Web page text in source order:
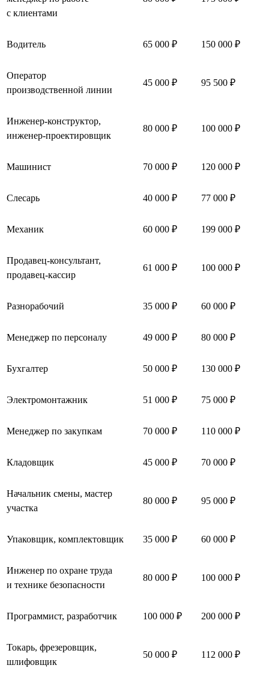
с клиентами
Водитель 65 000 ₽ 150 000 ₽
Оператор
производственной линии
45 000 ₽ 95 500 ₽
Инженер-конструктор,
инженер-проектировщик
80 000 ₽ 100 000 ₽
Машинист 70 000 ₽ 120 000 ₽
Слесарь 40 000 ₽ 77 000 ₽
Механик 60 000 ₽ 199 000 ₽
Продавец-консультант,
продавец-кассир
61 000 ₽ 100 000 ₽
Разнорабочий 35 000 ₽ 60 000 ₽
Менеджер по персоналу 49 000 ₽ 80 000 ₽
Бухгалтер 50 000 ₽ 130 000 ₽
Электромонтажник 51 000 ₽ 75 000 ₽
Менеджер по закупкам 70 000 ₽ 110 000 ₽
Кладовщик 45 000 ₽ 70 000 ₽
Начальник смены, мастер
участка
80 000 ₽ 95 000 ₽
Упаковщик, комплектовщик 35 000 ₽ 60 000 ₽
Инженер по охране труда
и технике безопасности
80 000 ₽ 100 000 ₽
Программист, разработчик 100 000 ₽ 200 000 ₽
Токарь, фрезеровщик,
шлифовщик
50 000 ₽ 112 000 ₽